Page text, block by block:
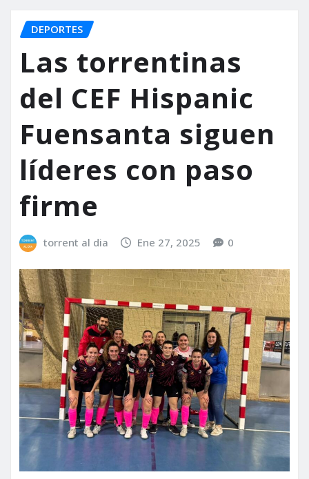
DEPORTES
Las torrentinas
del CEF Hispanic
Fuensanta siguen
líderes con paso
firme
torrent al dia Ene 27, 2025 0